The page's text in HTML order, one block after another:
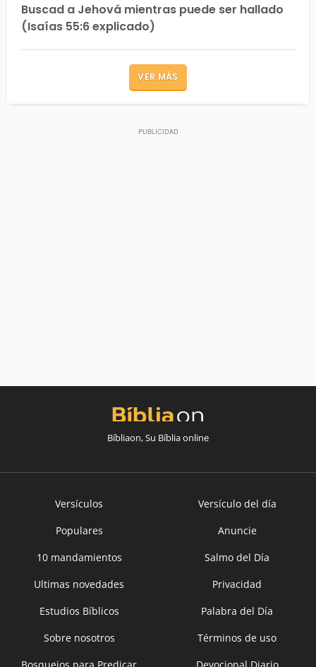
Buscad a Jehová mientras puede ser hallado
(Isaías 55:6 explicado)
VER MÁS
Bíbliaon, Su Bíblia online
Versículos
Versículo del día
Populares
Anuncie
10 mandamientos
Salmo del Día
Ultimas novedades
Privacidad
Estudios Bíblicos
Palabra del Día
Sobre nosotros
Términos de uso